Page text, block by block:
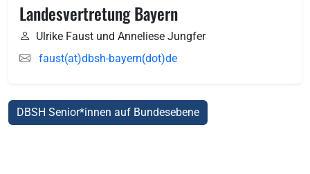
Landesvertretung Bayern
Ulrike Faust und Anneliese Jungfer
faust(at)dbsh-bayern(dot)de
DBSH Senior*innen auf Bundesebene